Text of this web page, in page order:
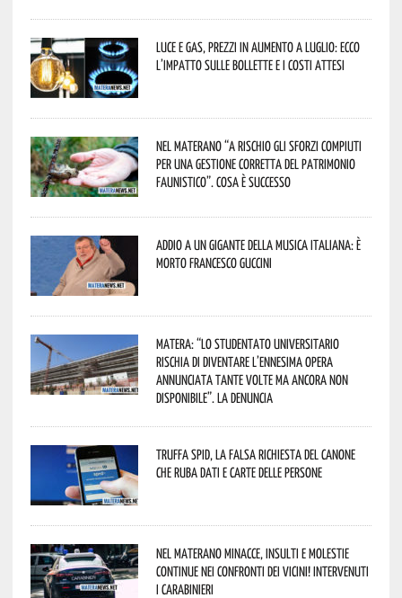
Luce e gas, prezzi in aumento a luglio: ecco
l’impatto sulle bollette e i costi attesi
Nel materano “a rischio gli sforzi compiuti
per una gestione corretta del patrimonio
faunistico”. Cosa è successo
Addio a un gigante della musica italiana: è
morto Francesco Guccini
Matera: “Lo studentato universitario
rischia di diventare l’ennesima opera
annunciata tante volte ma ancora non
disponibile”. La denuncia
Truffa Spid, la falsa richiesta del canone
che ruba dati e carte delle persone
Nel materano minacce, insulti e molestie
continue nei confronti dei vicini! Intervenuti
i Carabinieri